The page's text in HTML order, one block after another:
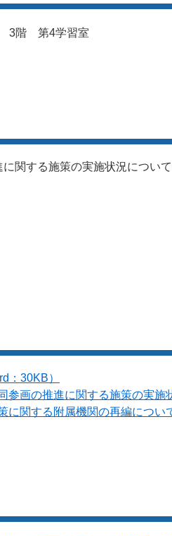
3階 第4学習室
関する施策の実施状況につい
：30KB）
画の推進に関する施策の実施
関する附属機関の再編につい